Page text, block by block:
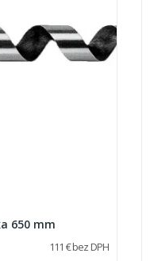
650 mm
111 € bez DPH